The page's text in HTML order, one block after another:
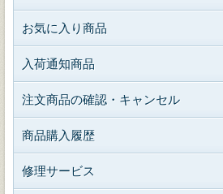
お気に入り商品
入荷通知商品
注文商品の確認・キャンセル
商品購入履歴
修理サービス